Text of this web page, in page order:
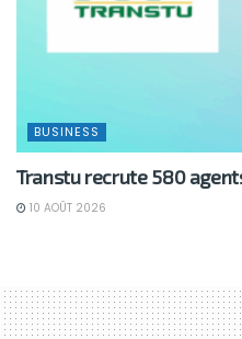
BUSINESS
Transtu recrute 580
10 AOÛT 2026